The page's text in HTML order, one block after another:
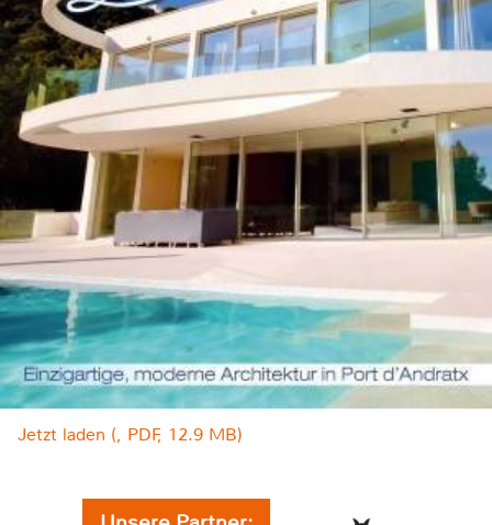
Jetzt laden (, PDF, 12.9 MB)